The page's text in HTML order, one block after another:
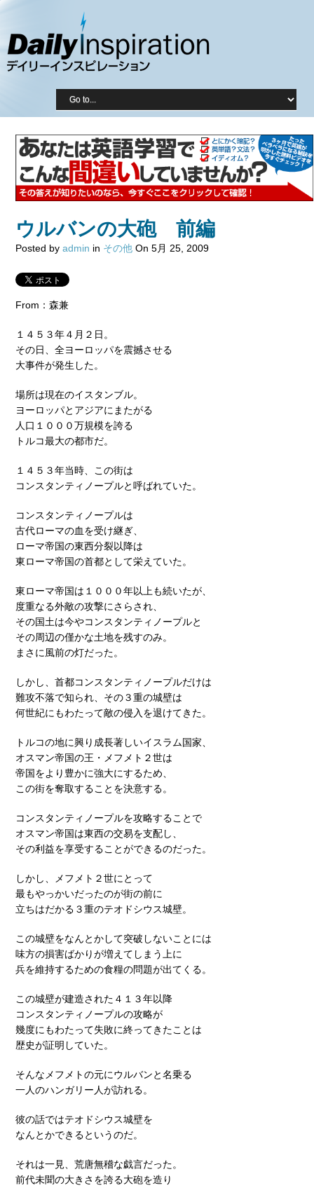
ウルバンの大砲 前編
Posted by admin in その他 On 5月 25, 2009
From：森兼
１４５３年４月２日。
その日、全ヨーロッパを震撼させる
大事件が発生した。
場所は現在のイスタンブル。
ヨーロッパとアジアにまたがる
人口１０００万規模を誇る
トルコ最大の都市だ。
１４５３年当時、この街は
コンスタンティノープルと呼ばれていた。
コンスタンティノープルは
古代ローマの血を受け継ぎ、
ローマ帝国の東西分裂以降は
東ローマ帝国の首都として栄えていた。
東ローマ帝国は１０００年以上も続いたが、
度重なる外敵の攻撃にさらされ、
その国土は今やコンスタンティノープルと
その周辺の僅かな土地を残すのみ。
まさに風前の灯だった。
しかし、首都コンスタンティノープルだけは
難攻不落で知られ、その３重の城壁は
何世紀にもわたって敵の侵入を退けてきた。
トルコの地に興り成長著しいイスラム国家、
オスマン帝国の王・メフメト２世は
帝国をより豊かに強大にするため、
この街を奪取することを決意する。
コンスタンティノープルを攻略することで
オスマン帝国は東西の交易を支配し、
その利益を享受することができるのだった。
しかし、メフメト２世にとって
最もやっかいだったのが街の前に
立ちはだかる３重のテオドシウス城壁。
この城壁をなんとかして突破しないことには
味方の損害ばかりが増えてしまう上に
兵を維持するための食糧の問題が出てくる。
この城壁が建造された４１３年以降
コンスタンティノープルの攻略が
幾度にもわたって失敗に終ってきたことは
歴史が証明していた。
そんなメフメトの元にウルバンと名乗る
一人のハンガリー人が訪れる。
彼の話ではテオドシウス城壁を
なんとかできるというのだ。
それは一見、荒唐無稽な戯言だった。
前代未聞の大きさを誇る大砲を造り